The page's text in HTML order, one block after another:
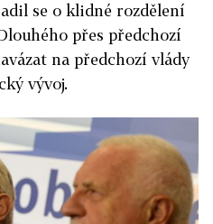
se o klidné rozdělení
přes předchozí
na předchozí vlády
vývoj.